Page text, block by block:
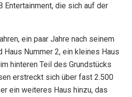
Entertainment, die sich auf der
ein paar Jahre nach seinem
Haus Nummer 2, ein kleines Haus
hinteren Teil des Grundstücks
erstreckt sich über fast 2.500
ein weiteres Haus hinzu, das